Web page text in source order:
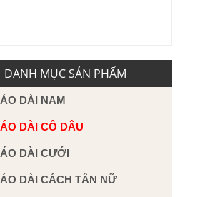
DANH MỤC SẢN PHẨM
ÁO DÀI NAM
ÁO DÀI CÔ DÂU
ÁO DÀI CƯỚI
ÁO DÀI CÁCH TÂN NỮ